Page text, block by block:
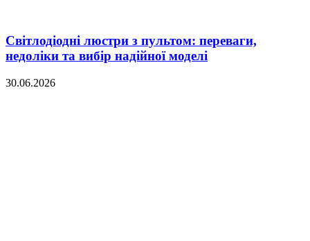
Світлодіодні люстри з пультом: переваги,
недоліки та вибір надійної моделі
30.06.2026